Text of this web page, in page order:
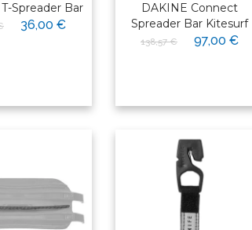
Spreader Bar
36,00 €
DAKINE Connect
Spreader Bar Kitesurf
138,57 € 97,00 €